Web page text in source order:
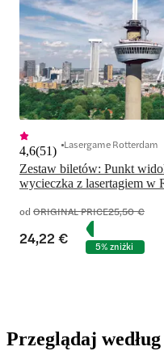
Zestaw biletów: Punkt
wycieczka z lasertagiem w
4,6(51) Lasergame Rotterdam
od ORIGINAL PRICE25,50 €
24,22 € 5% zniżki
Przeglądaj